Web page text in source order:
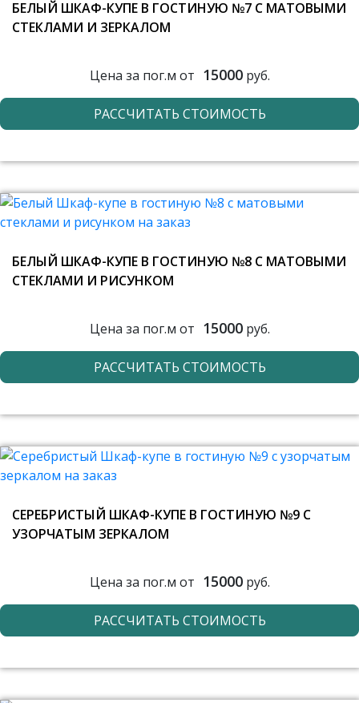
БЕЛЫЙ ШКАФ-КУПЕ В ГОСТИНУЮ №7 С МАТОВЫМИ
СТЕКЛАМИ И ЗЕРКАЛОМ
Цена за пог.м от 15000руб.
РАССЧИТАТЬ СТОИМОСТЬ
БЕЛЫЙ ШКАФ-КУПЕ В ГОСТИНУЮ №8 С МАТОВЫМИ
СТЕКЛАМИ И РИСУНКОМ
Цена за пог.м от 15000руб.
РАССЧИТАТЬ СТОИМОСТЬ
СЕРЕБРИСТЫЙ ШКАФ-КУПЕ В ГОСТИНУЮ №9 С
УЗОРЧАТЫМ ЗЕРКАЛОМ
Цена за пог.м от 15000руб.
РАССЧИТАТЬ СТОИМОСТЬ